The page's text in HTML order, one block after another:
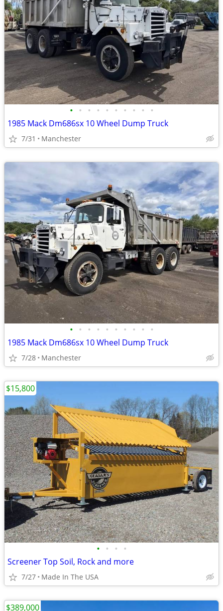
• • • • • • • • • •
1985 Mack Dm686sx 10 Wheel Dump Truck
7/31 Manchester
• • • • • • • • • •
1985 Mack Dm686sx 10 Wheel Dump Truck
7/28 Manchester
• • • •
Screener Top Soil, Rock and more
7/27 Made In The USA
$15,800
$389,000